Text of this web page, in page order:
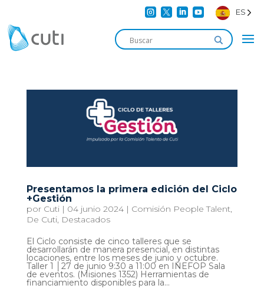
    ES
Presentamos la primera edición del Ciclo
+Gestión
por Cuti| 04 junio 2024| Comisión People Talent,
De Cuti, Destacados
El Ciclo consiste de cinco talleres que se
desarrollarán de manera presencial, en distintas
locaciones, entre los meses de junio y octubre.
Taller 1 │27 de junio 9:30 a 11:00 en INEFOP Sala
de eventos. (Misiones 1352) Herramientas de
financiamiento disponibles para la...